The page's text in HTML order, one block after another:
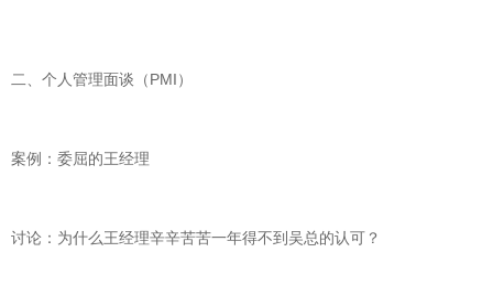
二、个人管理面谈（PMI）
案例：委屈的王经理
讨论：为什么王经理辛辛苦苦一年得不到吴总的认可？